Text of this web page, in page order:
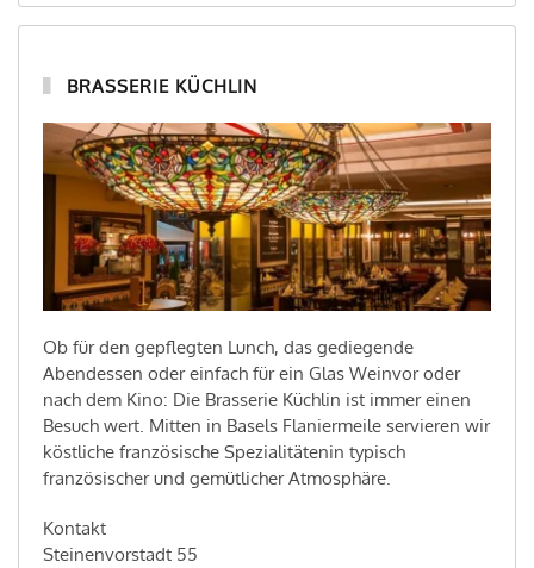
BRASSERIE KÜCHLIN
Ob für den gepflegten Lunch, das gediegende
Abendessen oder einfach für ein Glas Weinvor oder
nach dem Kino: Die Brasserie Küchlin ist immer einen
Besuch wert. Mitten in Basels Flaniermeile servieren wir
köstliche französische Spezialitätenin typisch
französischer und gemütlicher Atmosphäre.
Kontakt
Steinenvorstadt 55